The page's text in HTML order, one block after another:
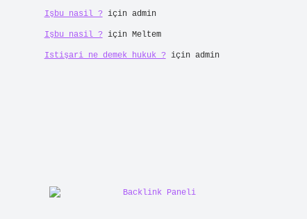
Işbu nasil ?için admin
Işbu nasil ?için Meltem
Istişari ne demek hukuk ?için admin